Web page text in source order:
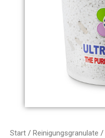
Start / Reinigungsgranulate /